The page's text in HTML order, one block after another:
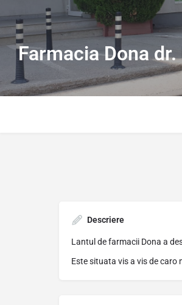
Farmacia Dona
Descriere
Lantul de farmacii Dona a
Este situata vis a vis de caro